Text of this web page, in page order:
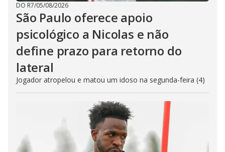
DO R7/05/08/2026
São Paulo oferece apoio
psicológico a Nicolas e não
define prazo para retorno do
lateral
Jogador atropelou e matou um idoso na segunda-feira (4)